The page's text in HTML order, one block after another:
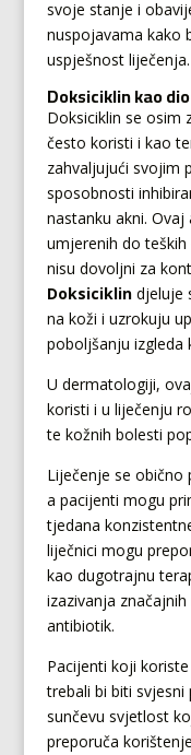
svoje stanje i
nuspojavama kako
uspješnost liječenja.
Doksiciklin kao
Doksiciklin se osim
često koristi i kao
zahvaljujući svojim
sposobnosti
nastanku akni.
umjerenih do
nisu dovoljni za
Doksiciklin djeluje
na koži i uzrokuju
poboljšanju izgleda
U dermatologiji,
koristi i u liječenju
te kožnih bolesti
Liječenje se obično
a pacijenti mogu
tjedana
liječnici mogu
kao dugotrajnu
izazivanja
antibiotik.
Pacijenti koji
trebali bi biti
sunčevu svjetlost
preporuča